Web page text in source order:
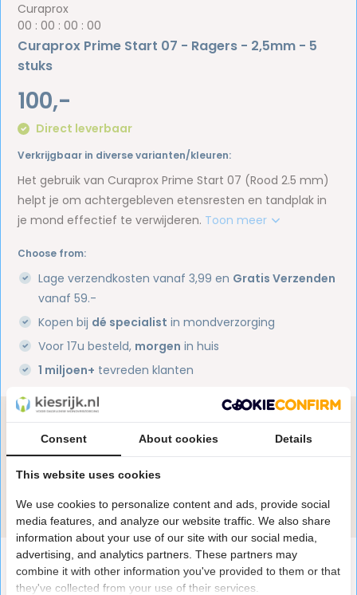
Curaprox
00 :00 :00 :00
Curaprox Prime Start 07 - Ragers - 2,5mm - 5
stuks
100,-
Direct leverbaar
Verkrijgbaar in diverse varianten/kleuren:
Het gebruik van Curaprox Prime Start 07 (Rood 2.5 mm)
helpt je om achtergebleven etensresten en tandplak in
je mond effectief te verwijderen. Toon meer
Choose from:
Lage verzendkosten vanaf 3,99 en Gratis Verzenden
vanaf 59.-
Kopen bij dé specialist in mondverzorging
Voor 17u besteld, morgen in huis
1 miljoen+ tevreden klanten
Productomschrijving
Heb je een vraag over dit product?
Onze specialisten helpen je graag! Spreek ons aan
Stuur e-mail
Consent About cookies Details
This website uses cookies
We use cookies to personalize content and ads, provide social
media features, and analyze our website traffic. We also share
information about your use of our site with our social media,
advertising, and analytics partners. These partners may
combine it with other information you've provided to them or that
they've collected from your use of their services.